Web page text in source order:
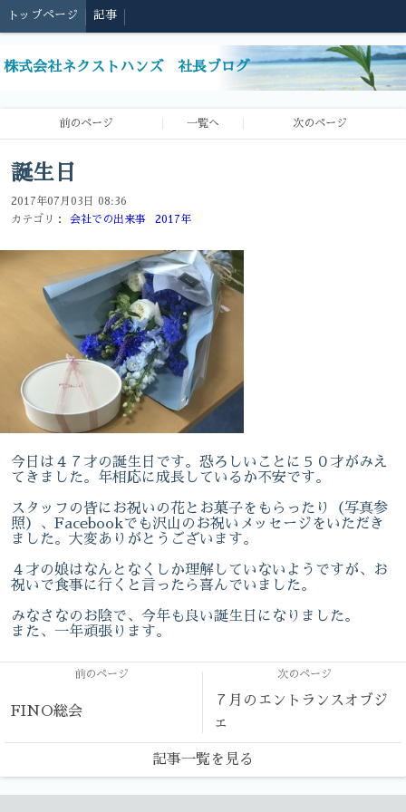
トップページ 記事
株式会社ネクストハンズ 社長ブログ
前のページ 一覧へ 次のページ
誕生日
2017年07月03日 08:36
カテゴリ：
会社での出来事 2017年
今日は４７才の誕生日です。恐ろしいことに５０才がみえ
てきました。年相応に成長しているか不安です。
スタッフの皆にお祝いの花とお菓子をもらったり（写真参
照）、Facebookでも沢山のお祝いメッセージをいただき
ました。大変ありがとうございます。
４才の娘はなんとなくしか理解していないようですが、お
祝いで食事に行くと言ったら喜んでいました。
みなさなのお陰で、今年も良い誕生日になりました。
また、一年頑張ります。
前のページ
FINO総会
次のページ
７月のエントランスオブジ
ェ
記事一覧を見る